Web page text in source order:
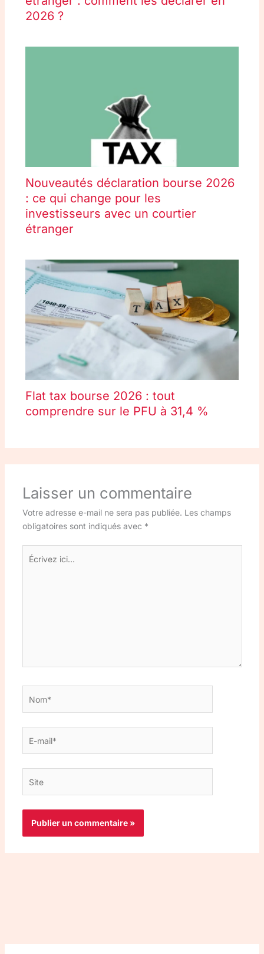
2026 ?
Nouveautés déclaration bourse 2026
: ce qui change pour les
investisseurs avec un courtier
étranger
Flat tax bourse 2026 : tout
comprendre sur le PFU à 31,4 %
Laisser un commentaire
Votre adresse e-mail ne sera pas publiée. Les champs
obligatoires sont indiqués avec *
ici…
mail*